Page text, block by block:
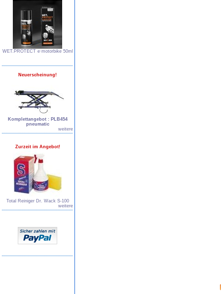
WET.PROTECT e∙motorbike 50ml
Neuerscheinung!
Komplettangebot : PLB454
pneumatic
weitere
Zurzeit im Angebot!
Total Reiniger Dr. Wack S-100
weitere